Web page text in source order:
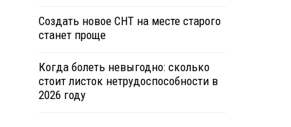
Создать новое СНТ на месте старого
станет проще
Когда болеть невыгодно: сколько
стоит листок нетрудоспособности в
2026 году